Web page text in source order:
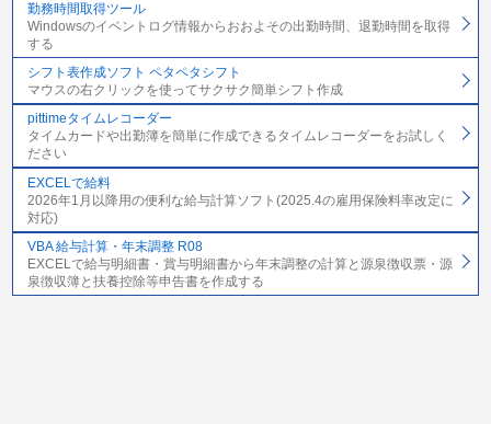
勤務時間取得ツール
Windowsのイベントログ情報からおおよその出勤時間、退勤時間を取得
する
シフト表作成ソフト ペタペタシフト
マウスの右クリックを使ってサクサク簡単シフト作成
pittimeタイムレコーダー
タイムカードや出勤簿を簡単に作成できるタイムレコーダーをお試しく
ださい
EXCELで給料
2026年1月以降用の便利な給与計算ソフト(2025.4の雇用保険料率改定に
対応)
VBA 給与計算・年末調整 R08
EXCELで給与明細書・賞与明細書から年末調整の計算と源泉徴収票・源
泉徴収簿と扶養控除等申告書を作成する